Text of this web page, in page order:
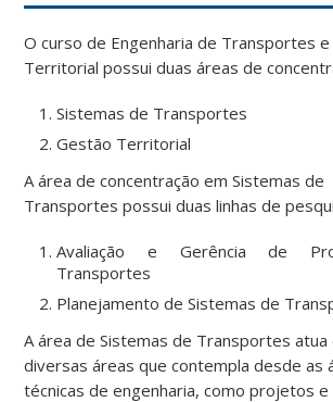
O curso de Engenharia de Transportes
Territorial possui duas áreas de
Sistemas de Transportes
Gestão Territorial
A área de concentração em Sistemas de
Transportes possui duas linhas de
Avaliação e Gerência de
Transportes
Planejamento de Sistemas de
A área de Sistemas de Transportes atua
diversas áreas que contempla desde as
técnicas de engenharia, como projetos e